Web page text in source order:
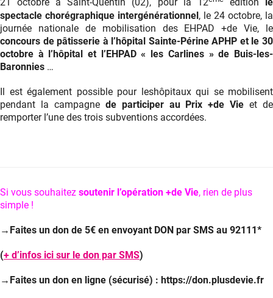
21 octobre à Saint-Quentin (02), pour la 12 édition
le
spectacle chorégraphique intergénérationnel, le 24 octobre, la
journée nationale de mobilisation des EHPAD +de Vie, le
concours de pâtisserie à l’hôpital Sainte-Périne APHP et le 30
octobre à l’hôpital et l’EHPAD « les Carlines » de Buis-les-
Baronnies …
Il est également possible pour leshôpitaux qui se mobilisent
pendant la campagne de participer au Prix +de Vie et de
remporter l’une des trois subventions accordées.
Si vous souhaitez soutenir l’opération +de Vie, rien de plus
simple !
→Faites un don de 5€ en envoyant DON par SMS au 92111*
(+ d’infos ici sur le don par SMS)
→Faites un don en ligne (sécurisé) : https://don.plusdevie.fr